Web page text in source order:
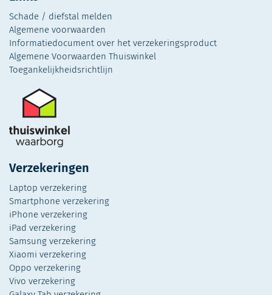
Schade / diefstal melden
Algemene voorwaarden
Informatiedocument over het verzekeringsproduct
Algemene Voorwaarden Thuiswinkel
Toegankelijkheidsrichtlijn
Verzekeringen
Laptop verzekering
Smartphone verzekering
iPhone verzekering
iPad verzekering
Samsung verzekering
Xiaomi verzekering
Oppo verzekering
Vivo verzekering